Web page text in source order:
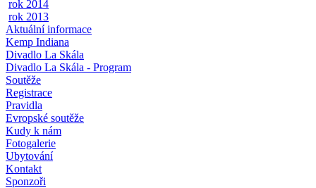
rok 2014
rok 2013
Aktuální informace
Kemp Indiana
Divadlo La Skála
Divadlo La Skála - Program
Soutěže
Registrace
Pravidla
Evropské soutěže
Kudy k nám
Fotogalerie
Ubytování
Kontakt
Sponzoři